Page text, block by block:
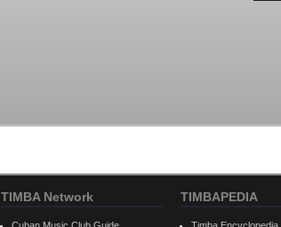
TIMBA Network TIMBAPEDIA